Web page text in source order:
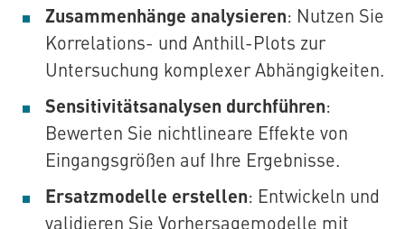
Zusammenhänge analysieren: Nutzen Sie
Korrelations- und Anthill-Plots zur
Untersuchung komplexer Abhängigkeiten.
Sensitivitätsanalysen durchführen:
Bewerten Sie nichtlineare Effekte von
Eingangsgrößen auf Ihre Ergebnisse.
Ersatzmodelle erstellen: Entwickeln und
validieren Sie Vorhersagemodelle mit